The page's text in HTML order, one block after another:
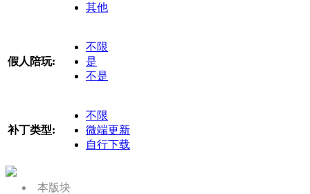
其他
假人陪玩:
不限
是
不是
补丁类型:
不限
微端更新
自行下载
本版块